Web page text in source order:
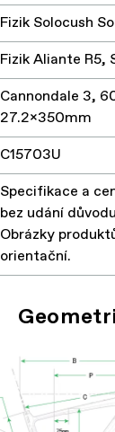
Fizik Solocush
Fizik Aliante R5,
Cannondale 3,
27.2x350mm
C15703U
Specifikace a
bez udání
Obrázky
orientační.